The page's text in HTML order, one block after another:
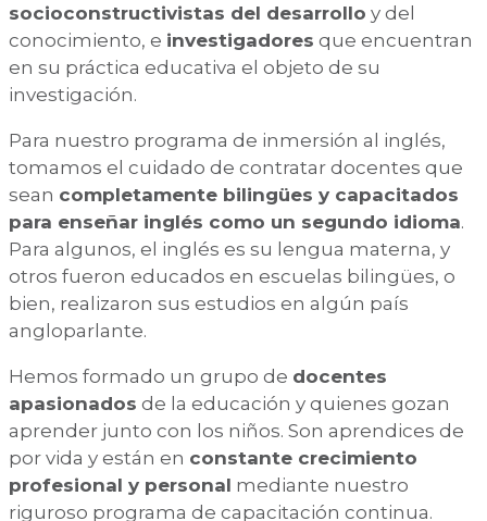
socioconstructivistas del desarrollo y del
conocimiento, e investigadores que encuentran
en su práctica educativa el objeto de su
investigación.
Para nuestro programa de inmersión al inglés,
tomamos el cuidado de contratar docentes que
sean completamente bilingües y capacitados
para enseñar inglés como un segundo idioma.
Para algunos, el inglés es su lengua materna, y
otros fueron educados en escuelas bilingües, o
bien, realizaron sus estudios en algún país
angloparlante.
Hemos formado un grupo de docentes
apasionados de la educación y quienes gozan
aprender junto con los niños. Son aprendices de
por vida y están en constante crecimiento
profesional y personal mediante nuestro
riguroso programa de capacitación continua.